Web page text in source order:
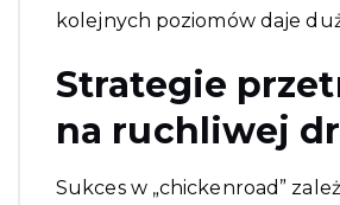
kolejnych poziomów daje
Strategie
na ruchliwej
Sukces w „chickenroad”